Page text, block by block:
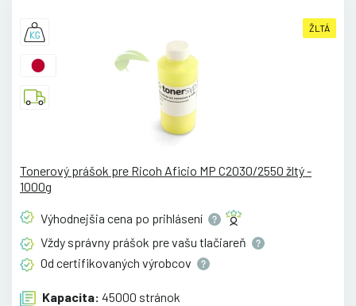
ŽLTÁ
Tonerový prášok pre Ricoh Aficio MP C2030/2550 žltý -
1000g
Výhodnejšia cena po prihlásení
Vždy správny prášok pre vašu tlačiareň
Od certifikovaných výrobcov
Kapacita: 45000 stránok